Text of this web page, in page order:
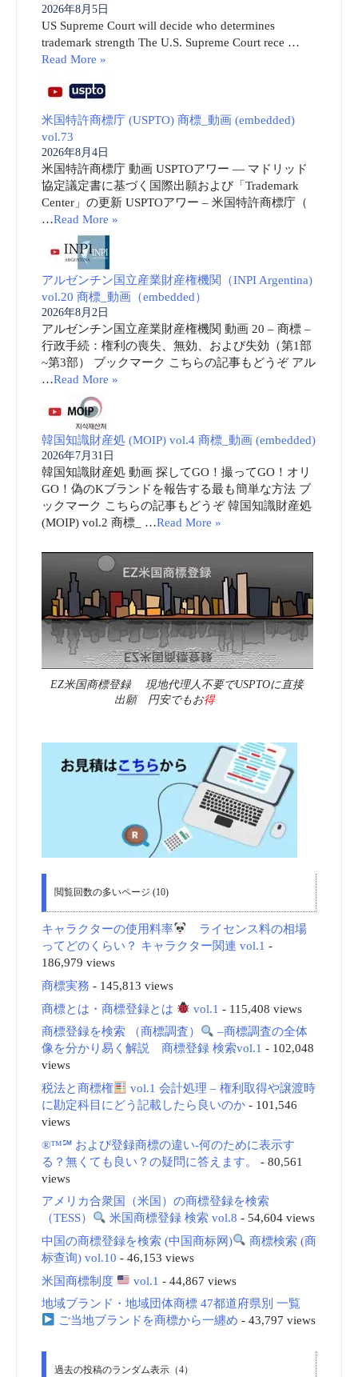
2026年8月5日
US Supreme Court will decide who determines
trademark strength The U.S. Supreme Court rece …
Read More »
米国特許商標庁 (USPTO) 商標_動画 (embedded)
vol.73
2026年8月4日
米国特許商標庁 動画 USPTOアワー ― マドリッド
協定議定書に基づく国際出願および「Trademark
Center」の更新 USPTOアワー – 米国特許商標庁（
…Read More »
アルゼンチン国立産業財産権機関（INPI Argentina)
vol.20 商標_動画（embedded）
2026年8月2日
アルゼンチン国立産業財産権機関 動画 20 – 商標 –
行政手続：権利の喪失、無効、および失効（第1部
~第3部） ブックマーク こちらの記事もどうぞ アル
…Read More »
韓国知識財産処 (MOIP) vol.4 商標_動画 (embedded)
2026年7月31日
韓国知識財産処 動画 探してGO！撮ってGO！オリ
GO！偽のKブランドを報告する最も簡単な方法 ブ
ックマーク こちらの記事もどうぞ 韓国知識財産処
(MOIP) vol.2 商標_ …Read More »
EZ米国商標登録 現地代理人不要でUSPTOに直接
出願 円安でもお得
閲覧回数の多いページ (10)
キャラクターの使用料率
ライセンス料の相場
ってどのくらい？ キャラクター関連 vol.1 -
186,979 views
商標実務 - 145,813 views
商標とは・商標登録とは
vol.1 - 115,408 views
商標登録を検索 （商標調査）
–商標調査の全体
像を分かり易く解説 商標登録 検索vol.1 - 102,048
views
税法と商標権
vol.1 会計処理 – 権利取得や譲渡時
に勘定科目にどう記載したら良いのか- 101,546
views
®™℠ および登録商標の違い-何のために表示す
る？無くても良い？の疑問に答えます。
- 80,561
views
アメリカ合衆国（米国）の商標登録を検索
（TESS）
米国商標登録 検索 vol.8 - 54,604 views
中国の商標登録を検索 (中国商标网)
商標検索 (商
标查询) vol.10 - 46,153 views
米国商標制度
vol.1 - 44,867 views
地域ブランド・地域団体商標 47都道府県別 一覧
ご当地ブランドを商標から一纏め - 43,797 views
過去の投稿のランダム表示（4）